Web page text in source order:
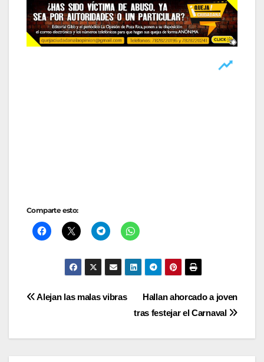
Comparte esto:
Navegación
Hallan ahorcado a joven
tras festejar el Carnaval
Alejan las malas vibras